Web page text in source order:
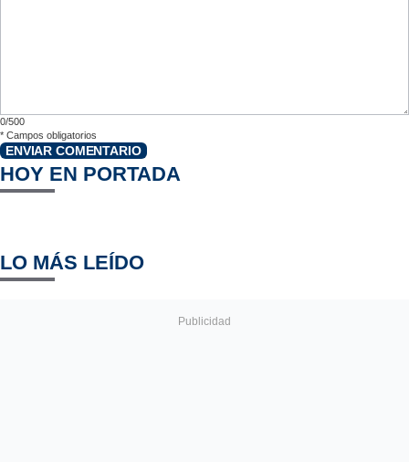
0/500
* Campos obligatorios
ENVIAR COMENTARIO
HOY EN PORTADA
LO MÁS LEÍDO